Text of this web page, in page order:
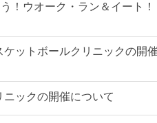
！ウオーク・ラン＆イート！
ケットボールクリニックの開
ックの開催について